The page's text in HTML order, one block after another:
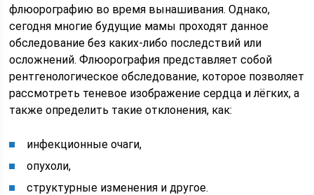
флюорографию во время вынашивания. Однако,
сегодня многие будущие мамы проходят данное
обследование без каких-либо последствий или
осложнений. Флюорография представляет собой
рентгенологическое обследование, которое позволяет
рассмотреть теневое изображение сердца и лёгких, а
также определить такие отклонения, как:
инфекционные очаги,
опухоли,
структурные изменения и другое.